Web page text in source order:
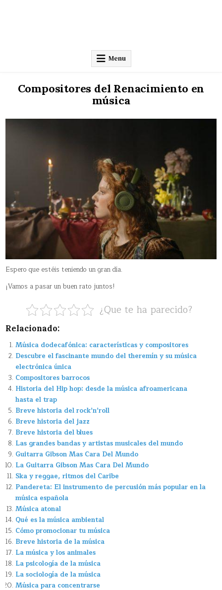
Menu
Compositores del Renacimiento en
música
Espero que estéis teniendo un gran día.
¡Vamos a pasar un buen rato juntos!
¿Que te ha parecido?
Relacionado:
Música dodecafónica: características y compositores
Descubre el fascinante mundo del theremín y su música
electrónica única
Compositores barrocos
Historia del Hip hop: desde la música afroamericana
hasta el trap
Breve historia del rock’n’roll
Breve historia del jazz
Breve historia del blues
Las grandes bandas y artistas musicales del mundo
Guitarra Gibson Mas Cara Del Mundo
La Guitarra Gibson Mas Cara Del Mundo
Ska y reggae, ritmos del Caribe
Pandereta: El instrumento de percusión más popular en la
música española
Música atonal
Qué es la música ambiental
Cómo promocionar tu música
Breve historia de la música
La música y los animales
La psicología de la música
La sociología de la música
Música para concentrarse